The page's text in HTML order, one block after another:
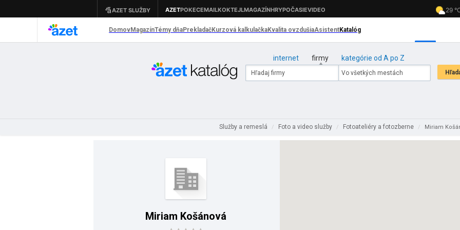
internet firmy kategórie od A po Z
Služby a remeslá / Foto a video služby / Fotoateliéry a fotozberne / Miriam
Miriam Košánová